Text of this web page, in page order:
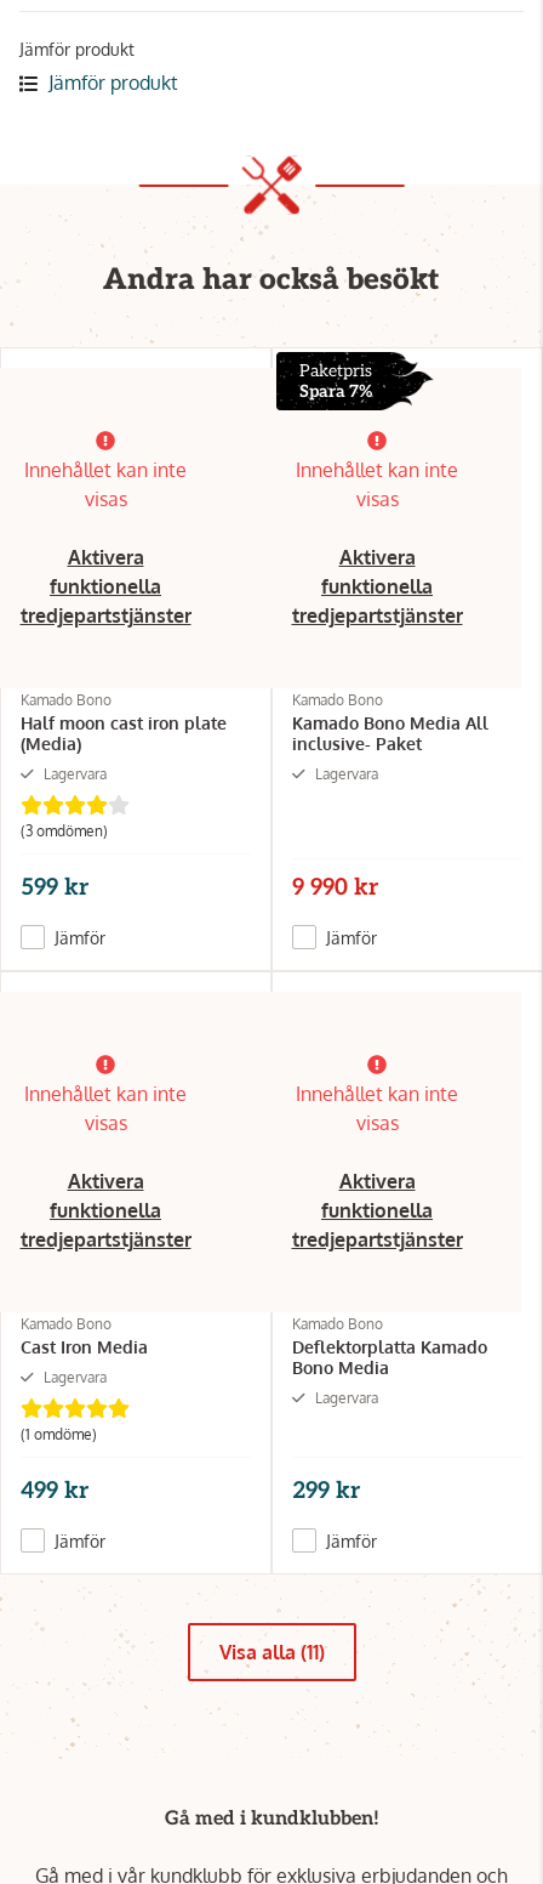
Jämför produkt
Jämför produkt
Andra har också besökt
Innehållet kan inte
visas
Aktivera
funktionella
tredjepartstjänster
Kamado Bono
Half moon cast iron plate
(Media)
Lagervara
(3 omdömen)
599 kr
Jämför
Paketpris
Spara 7%
Innehållet kan inte
visas
Aktivera
funktionella
tredjepartstjänster
Kamado Bono
Kamado Bono Media All
inclusive- Paket
Lagervara
9 990 kr
Jämför
Innehållet kan inte
visas
Aktivera
funktionella
tredjepartstjänster
Kamado Bono
Cast Iron Media
Lagervara
(1 omdöme)
499 kr
Jämför
Innehållet kan inte
visas
Aktivera
funktionella
tredjepartstjänster
Kamado Bono
Deflektorplatta Kamado
Bono Media
Lagervara
299 kr
Jämför
Visa alla (11)
Gå med i kundklubben!
Gå med i vår kundklubb för exklusiva erbjudanden och